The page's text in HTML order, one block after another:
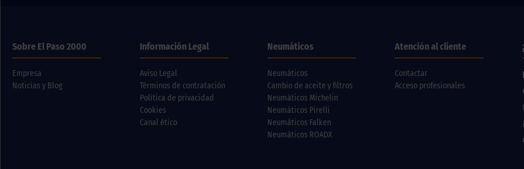
Sobre El Paso 2000
Empresa
Noticias y Blog
Información Legal
Aviso Legal
Términos de contratación
Política de privacidad
Cookies
Canal ético
Neumáticos
Neumáticos
Cambio de aceite y filtros
Neumáticos Michelin
Neumáticos Pirelli
Neumáticos Falken
Neumáticos ROADX
Atención al cliente
Contactar
Acceso profesionales